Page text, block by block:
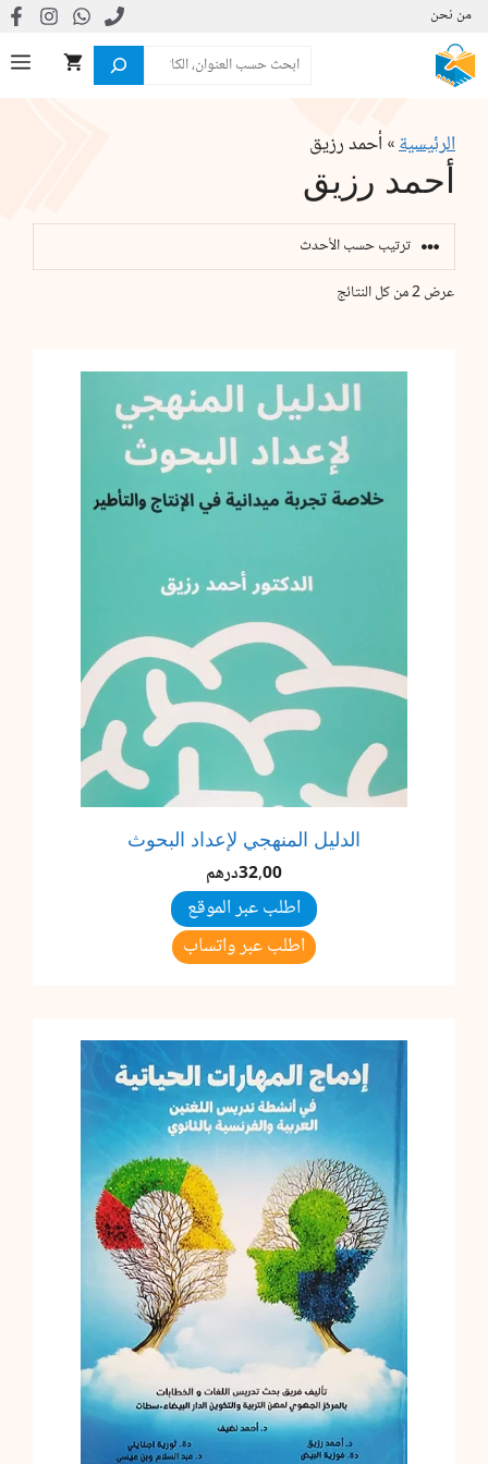
انتقل
إلى
المحتوى
من نحن
البحث
الرئيسية» أحمد رزيق
أحمد رزيق
عرض ⁦2⁩ من كل النتائج
الدليل المنهجي لإعداد البحوث
32,00درهم
اطلب عبر الموقع
اطلب عبر واتساب